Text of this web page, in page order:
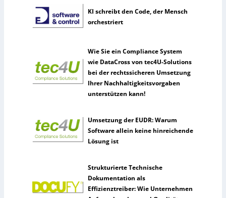
KI schreibt den Code, der Mensch
orchestriert
Wie Sie ein Compliance System
wie DataCross von tec4U-Solutions
bei der rechtssicheren Umsetzung
Ihrer Nachhaltigkeitsvorgaben
unterstützen kann!
Umsetzung der EUDR: Warum
Software allein keine hinreichende
Lösung ist
Strukturierte Technische
Dokumentation als
Effizienztreiber: Wie Unternehmen